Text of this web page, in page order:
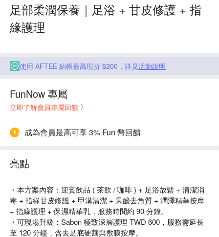
足部柔潤保養｜足浴 + 甘皮修護 + 指
緣護理
使用 AFTEE 結帳最高現折 $200，詳見活動說明
FunNow 專屬
立即了解會員專屬回饋
成為會員最高可享 3% Fun 幣回饋
亮點
・本方案內容：迎賓飲品 ( 茶飲 / 咖啡 ) + 足浴放鬆 + 清潔消
毒 + 指緣甘皮修護 + 甲溝清潔 + 果酸去角質 + 潤澤精華按摩
+ 指緣護理 + 保濕精華乳，服務時間約 90 分鐘。
・可現場升級：Sabon 極致深層護理 TWD 600，服務需延長
至 120 分鐘，含去足底硬繭與敷膜按摩。